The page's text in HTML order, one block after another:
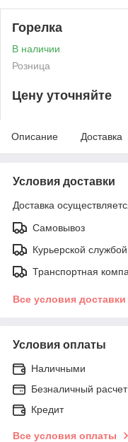
Горелка
В наличии
Розница
Цену уточняйте
Описание Доставка
Условия доставки
Доставка
Самовывоз
Курьерской службой
Транспортная
Все условия доставки
Условия оплаты
Наличными
Безналичный расчет
Кредит
Все условия оплаты